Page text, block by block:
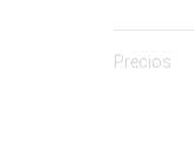
Precios: